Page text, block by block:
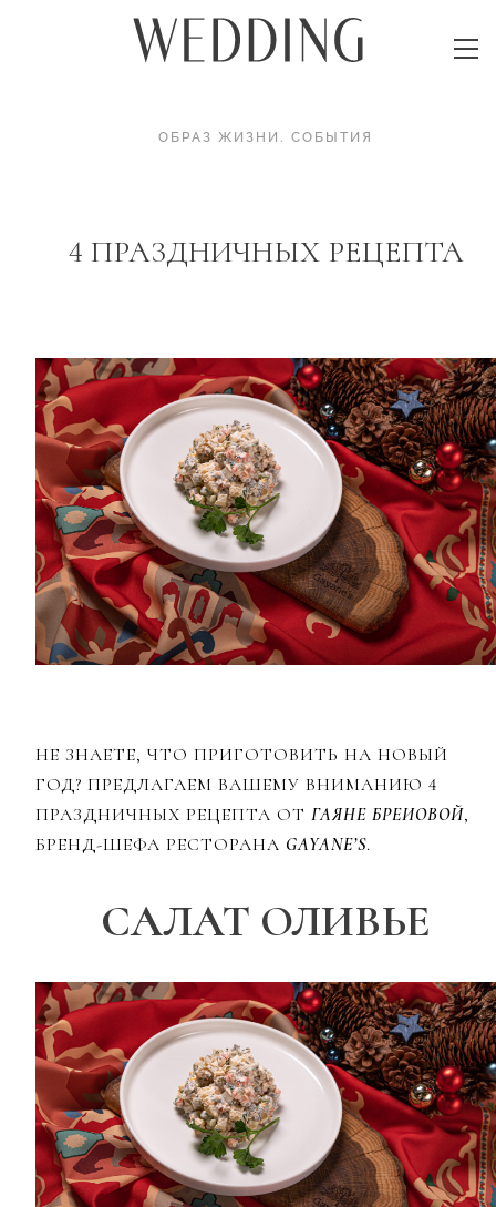
ОБРАЗ ЖИЗНИ . СОБЫТИЯ
4 ПРАЗДНИЧНЫХ РЕЦЕПТА
НЕ ЗНАЕТЕ, ЧТО ПРИГОТОВИТЬ НА НОВЫЙ
ГОД? ПРЕДЛАГАЕМ ВАШЕМУ ВНИМАНИЮ 4
ПРАЗДНИЧНЫХ РЕЦЕПТА ОТ ГАЯНЕ БРЕИОВОЙ,
БРЕНД-ШЕФА РЕСТОРАНА GAYANE’S.
САЛАТ ОЛИВЬЕ